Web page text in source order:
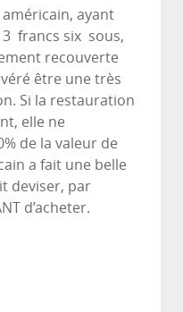
américain, ayant
francs six sous,
recouverte
être une très
Si la restauration
elle ne
de la valeur de
a fait une belle
deviser, par
d’acheter.